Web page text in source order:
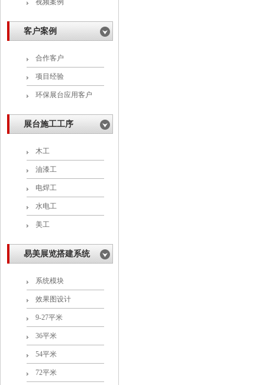
视频案例
客户案例
合作客户
项目经验
环保展台应用客户
展台施工工序
木工
油漆工
电焊工
水电工
美工
易美展览搭建系统
系统模块
效果图设计
9-27平米
36平米
54平米
72平米